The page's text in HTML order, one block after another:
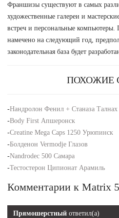
Франшизы существуют в самых
художественные галереи и
встреч и персональные компьютеры.
намечено на следующий год,
законодательная база будет
ПОХОЖИЕ
-Нандролон Фенил + Станаза Талнах
-Body First Апшеронск
-Creatine Mega Caps 1250 Урюпинск
-Болденон Vermodje Глазов
-Nandrodec 500 Самара
-Тестостерон Ципионат Арамиль
Комментарии к Matrix
Прямошерстный ответил(а)